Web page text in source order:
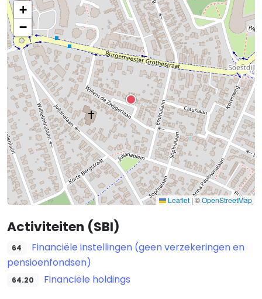
+
−
Leaflet |©OpenStreetMap
Activiteiten (SBI)
64
Financiële instellingen (geen verzekeringen en
pensioenfondsen)
64.20 Financiële holdings